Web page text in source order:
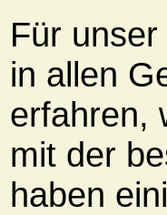
Für
in allen
erfahren,
mit der
haben